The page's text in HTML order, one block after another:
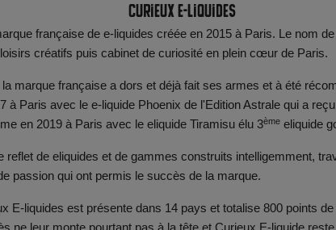
Curieux E-liquides
française de e-liquides créée en 2015 à Paris. Le nom
créatifs puis cabinet de curiosité en plein cœur de Paris.
marque française a dors et déjà fait ses armes et à été
à Paris avec le e-liquide Phoenix de l'Edition Astrale qui a
en 2019 à Paris avec le eliquide Tiramisu élu 3ème eliquide
reflet de eliquides et de gammes construits intelligemment,
passion qui ont permis le succès de la marque.
E-liquides est présente dans 14 pays et totalise 800 points